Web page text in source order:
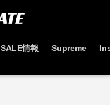
SALE情報 Supreme